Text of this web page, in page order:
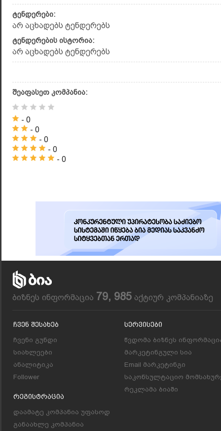
ტენდერები:
არ აცხადებს ტენდერებს
ტენდერების ისტორია:
არ აცხადებს ტენდერებს
შეაფასეთ კომპანია:
- 0
- 0
- 0
- 0
- 0
ბიზნეს ინფორმაცია 79, 985 აქტიურ კომპანიაზე
Ჩვენ Შესახებ
ჩვენი გუნდი
სიახლეები
ანალიტიკა
Follower
Რეგისტრაცია
დაამატე კომპანია უფასოდ
განაახლე კომპანია
Სერვისები
წვდომა ბიზნეს
მარკეტინგული სია
Email მარკეტინგი
საკონსულტაციო
რეკლამა ბიაში